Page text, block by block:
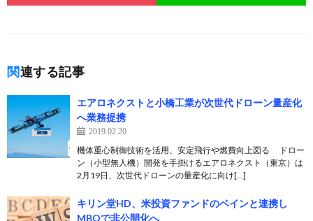
関連する記事
エアロネクストと小橋工業が次世代ドローン量産化
へ業務提携
2019.02.20
機体重心制御技術を活用、安定飛行や燃費向上図る ドロー
ン（小型無人機）開発を手掛けるエアロネクスト（東京）は
2月19日、次世代ドローンの量産化に向け[…]
キリン堂HD、米投資ファンドのベインと連携し
MBOで非公開化へ